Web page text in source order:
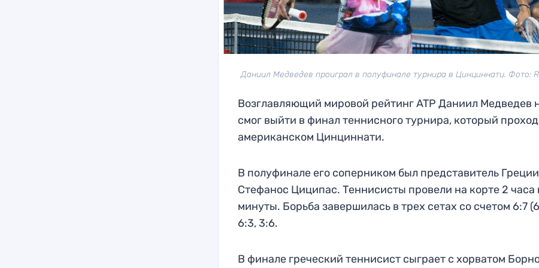
Даниил Медведев проиграл в полуфинале турнира в Цинциннати. Фото:
Возглавляющий мировой рейтинг ATP Даниил Медведев
смог выйти в финал теннисного турнира, который
американском Цинциннати.
В полуфинале его соперником был представитель Греции
Стефанос Циципас. Теннисисты провели на корте 2 часа
минуты. Борьба завершилась в трех сетах со счетом 6:7
6:3, 3:6.
В финале греческий теннисист сыграет с хорватом